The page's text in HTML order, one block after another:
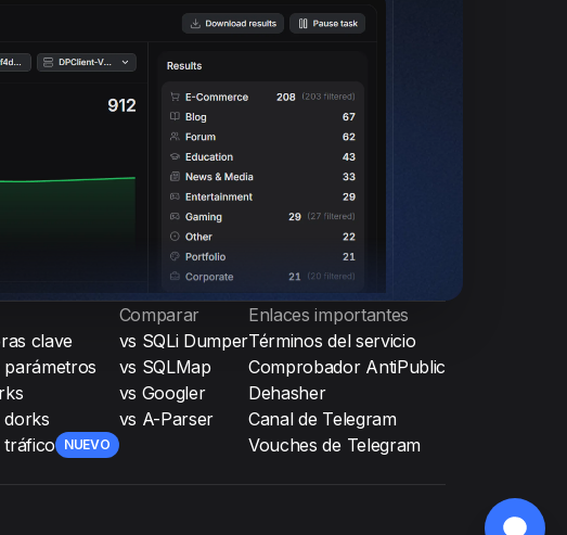
clave
dorks
tráfico NUEVO
Comparar
vs SQLi Dumper
vs SQLMap
vs Googler
vs A-Parser
Enlaces importantes
Términos del servicio
Comprobador AntiPublic
Dehasher
Canal de Telegram
Vouches de Telegram